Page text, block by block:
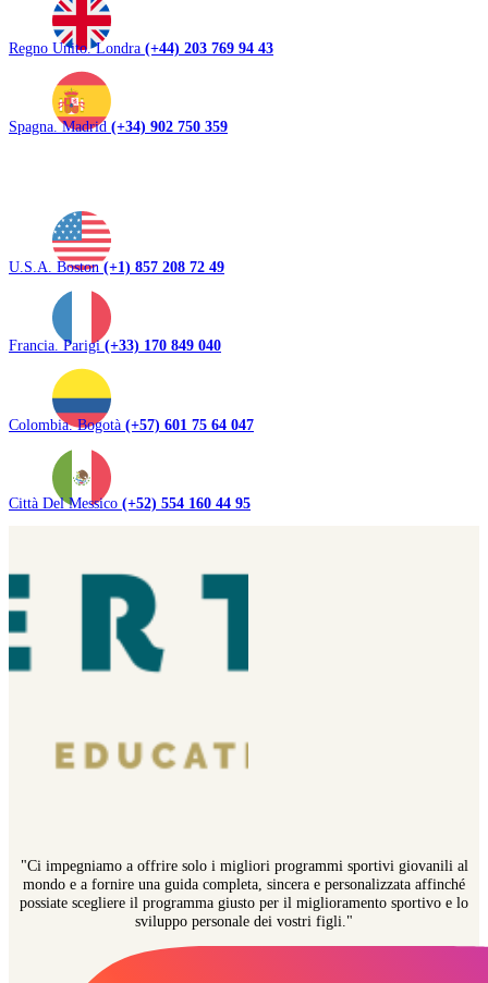
Regno Unito. Londra (+44) 203 769 94 43
Spagna. Madrid (+34) 902 750 359
U.S.A. Boston(+1) 857 208 72 49
Francia. Parigi(+33) 170 849 040
Colombia. Bogotà (+57) 601 75 64 047
Città Del Messico (+52) 554 160 44 95
"Ci impegniamo a offrire solo i migliori programmi sportivi giovanili al
mondo e a fornire una guida completa, sincera e personalizzata affinché
possiate scegliere il programma giusto per il miglioramento sportivo e lo
sviluppo personale dei vostri figli."